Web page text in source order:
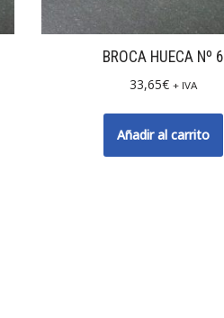
BROCA HUECA Nº 6
33,65€ + IVA
Añadir al carrito